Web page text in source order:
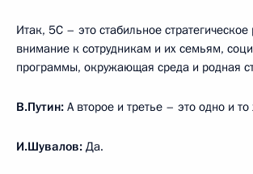
Итак, 5С – это стабильное стратегическое
внимание к сотрудникам и их семьям,
программы, окружающая среда и родная
В.Путин: А второе и третье – это одно и
И.Шувалов: Да.